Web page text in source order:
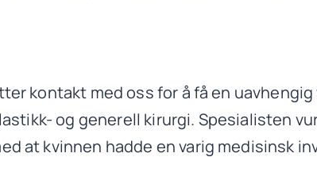
kontakt med oss for å få en
og generell kirurgi. Spesialisten
at kvinnen hadde en varig medisinsk